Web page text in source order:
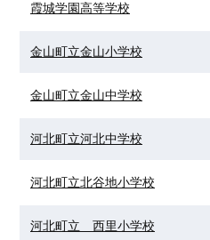
霞城学園高等学校
金山町立金山小学校
金山町立金山中学校
河北町立河北中学校
河北町立北谷地小学校
河北町立 西里小学校